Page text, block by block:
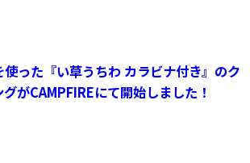
った『い草うちわ カラビナ付き』のク
がCAMPFIREにて開始しました！